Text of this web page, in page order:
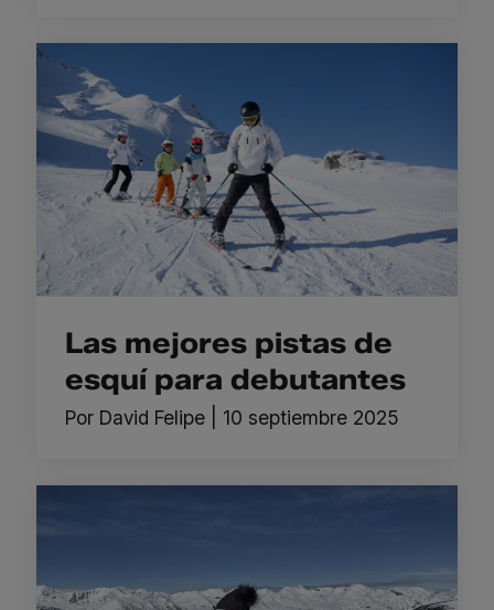
Las mejores pistas de
esquí para debutantes
Por David Felipe 10 septiembre 2025